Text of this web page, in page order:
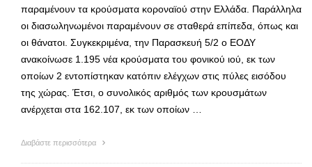
παραμένουν τα κρούσματα κοροναϊού στην Ελλάδα. Παράλληλα
οι διασωληνωμένοι παραμένουν σε σταθερά επίπεδα, όπως και
οι θάνατοι. Συγκεκριμένα, την Παρασκευή 5/2 ο ΕΟΔΥ
ανακοίνωσε 1.195 νέα κρούσματα του φονικού ιού, εκ των
οποίων 2 εντοπίστηκαν κατόπιν ελέγχων στις πύλες εισόδου
της χώρας. Έτσι, ο συνολικός αριθμός των κρουσμάτων
ανέρχεται στα 162.107, εκ των οποίων …
Διαβάστε περισσότερα